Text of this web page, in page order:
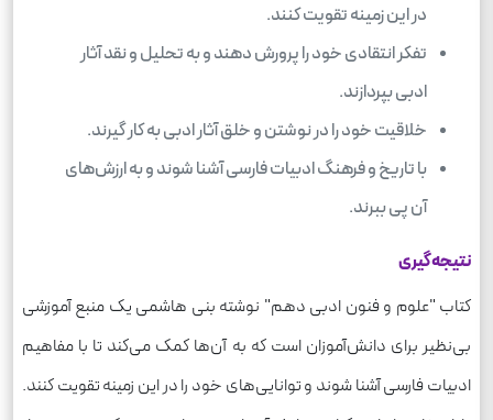
در این زمینه تقویت کنند.
تفکر انتقادی خود را پرورش دهند و به تحلیل و نقد آثار
ادبی بپردازند.
خلاقیت خود را در نوشتن و خلق آثار ادبی به کار گیرند.
با تاریخ و فرهنگ ادبیات فارسی آشنا شوند و به ارزش‌های
آن پی ببرند.
نتیجه‌گیری
کتاب "علوم و فنون ادبی دهم" نوشته بنی هاشمی یک منبع آموزشی
بی‌نظیر برای دانش‌آموزان است که به آن‌ها کمک می‌کند تا با مفاهیم
ادبیات فارسی آشنا شوند و توانایی‌های خود را در این زمینه تقویت کنند.